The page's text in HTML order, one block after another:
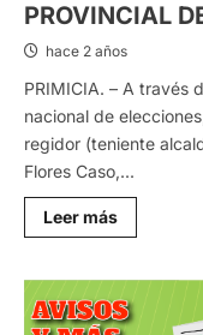
PROVINCIAL
hace 2 años
PRIMICIA. – A través
nacional de
regidor (teniente
Flores Caso,...
Leer másLee
más
PRIMER
REGIDOR
YA